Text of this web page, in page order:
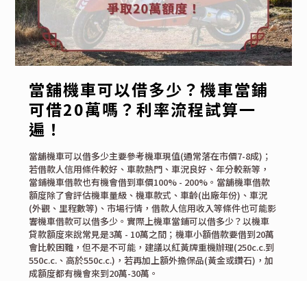
當舖機車可以借多少？機車當鋪
可借20萬嗎？利率流程試算一
遍！
當舖機車可以借多少主要參考機車現值(通常落在市價7-8成)；
若借款人信用條件較好、車款熱門、車況良好、年分較新等，
當鋪機車借款也有機會借到車價100% - 200%。當舖機車借款
額度除了會評估機車量級、機車款式、車齡(出廠年份)、車況
(外觀、里程數等)、市場行情，借款人信用收入等條件也可能影
響機車借款可以借多少。實際上機車當鋪可以借多少？以機車
貸款額度來說常見是3萬 - 10萬之間；機車小額借款要借到20萬
會比較困難，但不是不可能，建議以紅黃牌重機辦理(250c.c.到
550c.c.、高於550c.c.)，若再加上額外擔保品(黃金或鑽石)，加
成額度都有機會來到20萬-30萬。